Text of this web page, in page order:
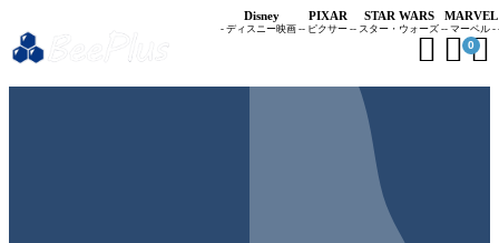
Disney
- ディスニー映画 -
PIXAR
- ピクサー -
STAR WARS
- スター・ウォーズ -
MARVEL
- マーベル -
  0